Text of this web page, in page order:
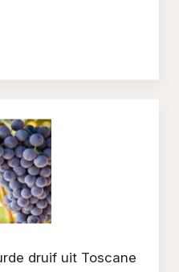
druif uit Toscane